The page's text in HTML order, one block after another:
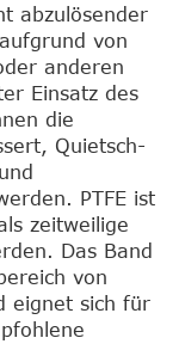
abzulösender
von
anderen
Einsatz des
die
Quietsch-
PTFE ist
zeitweilige
Das Band
von
eignet sich für